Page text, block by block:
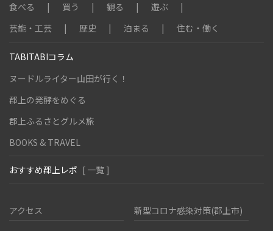
食べる
買う 観る
遊ぶ
芸能・工芸
歴史 泊まる 住む・働く
TABITABIコラム
ヌードルライター山田が行く！
郡上の発酵をめぐる
郡上ふるさとグルメ旅
BOOKS & TRAVEL
おすすめ郡上レポ [ 一覧 ]
アクセス 新型コロナ感染対策(郡上市)